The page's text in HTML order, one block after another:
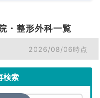
・整形外科一覧
2026/08/06時点
検索